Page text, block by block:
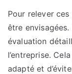
Pour relever
être
évaluation
l’entreprise.
adapté et